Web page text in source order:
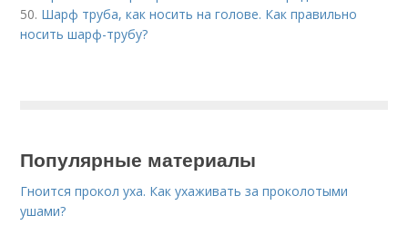
50. Шарф труба, как носить на голове. Как правильно
носить шарф-трубу?
Популярные материалы
Гноится прокол уха. Как ухаживать за проколотыми
ушами?